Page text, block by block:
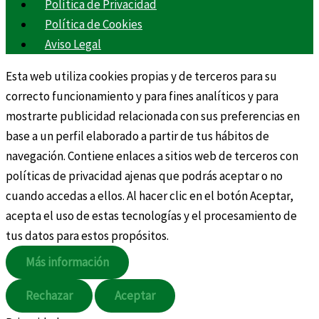
Política de Privacidad
Política de Cookies
Aviso Legal
Esta web utiliza cookies propias y de terceros para su
correcto funcionamiento y para fines analíticos y para
mostrarte publicidad relacionada con sus preferencias en
base a un perfil elaborado a partir de tus hábitos de
navegación. Contiene enlaces a sitios web de terceros con
políticas de privacidad ajenas que podrás aceptar o no
cuando accedas a ellos. Al hacer clic en el botón Aceptar,
acepta el uso de estas tecnologías y el procesamiento de
tus datos para estos propósitos.
Más información
Rechazar
Aceptar